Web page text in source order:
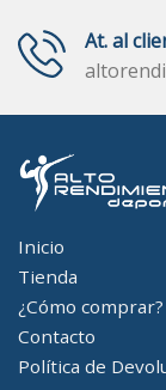
At. al
Inicio
Tienda
¿Cómo comprar?
Contacto
Política de